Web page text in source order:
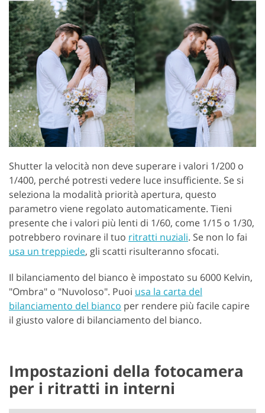
Shutter la velocità non deve superare i valori 1/200 o
1/400, perché potresti vedere luce insufficiente. Se si
seleziona la modalità priorità apertura, questo
parametro viene regolato automaticamente. Tieni
presente che i valori più lenti di 1/60, come 1/15 o 1/30,
potrebbero rovinare il tuo ritratti nuziali. Se non lo fai
usa un treppiede, gli scatti risulteranno sfocati.
Il bilanciamento del bianco è impostato su 6000 Kelvin,
"Ombra" o "Nuvoloso". Puoi usa la carta del
bilanciamento del bianco per rendere più facile capire
il giusto valore di bilanciamento del bianco.
Impostazioni della fotocamera
per i ritratti in interni